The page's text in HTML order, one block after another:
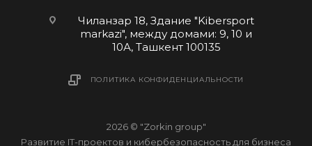
Чиланзар 18, Здание "Kibersport
markazi", между домами: 9, 10 и
10А, Ташкент 100135
ПОЛИТИКА КОНФИДЕНЦИАЛЬНОСТИ
2026 © "Zorkin group"
Развитие IT-проектов и кибербезопасность для бизнеса